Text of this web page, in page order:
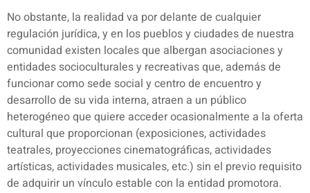
No obstante, la realidad va por delante de cualquier
regulación jurídica, y en los pueblos y ciudades de nuestra
comunidad existen locales que albergan asociaciones y
entidades socioculturales y recreativas que, además de
funcionar como sede social y centro de encuentro y
desarrollo de su vida interna, atraen a un público
heterogéneo que quiere acceder ocasionalmente a la oferta
cultural que proporcionan (exposiciones, actividades
teatrales, proyecciones cinematográficas, actividades
artísticas, actividades musicales, etc.) sin el previo requisito
de adquirir un vínculo estable con la entidad promotora.